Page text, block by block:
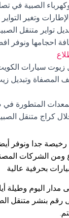
الصبية في
وتغير
تواير متنقل
احجامها ونوفر
زيوت سيارات
المصفاة وتبديل
المتطورة في
متنقل الصبية
رخيصة جدا ونوفر
ومن الشركات
بحرفية عالية
اليوم وطيلة
رقم بنشر متنقل